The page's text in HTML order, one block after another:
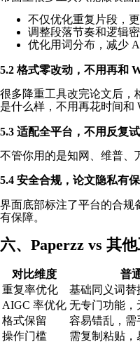
不仅优化重复片段，
调整段落节奏和逻辑
优化用词分布，减少
5.2 格式零改动，不用再和
很多降重工具改完论文后，
是什么样，不用再花时间和
5.3 适配全平台，不用反复
不管你用的是知网、维普、
5.4 安全合规，论文隐私有
界面底部标注了平台的合规
有保障。
六、Paperzz vs 其
对比维度 普
重复率优化
基础同义词替
AIGC 率优化 无专门功能，
格式保留
容易错乱，需
操作门槛
需复制粘贴，